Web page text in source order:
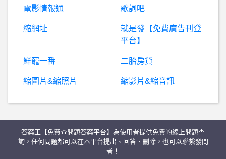
日本旅遊- 託運問題有點急 託運問題有點急
瑪奇- 忘了上次登錄是什麼時候了
BaseballXXXX- 富邦少主 富邦少主
股票- 新手猶豫是否存股 新手猶豫是否存股
中
國運輸機閃亮登場，歐洲首次近距離觀察，這貨太厲害了…
電影情報通 歌詞吧
縮網址
就是發【免費廣告刊登
平台】
鮮寵一番 二胎房貸
縮圖片&縮照片 縮影片&縮音訊
答案王【免費查問題答案平台】為使用者提供免費的線上問題查
詢，任何問題都可以在本平台提出、回答、刪除，也可以聯繫發問
者！